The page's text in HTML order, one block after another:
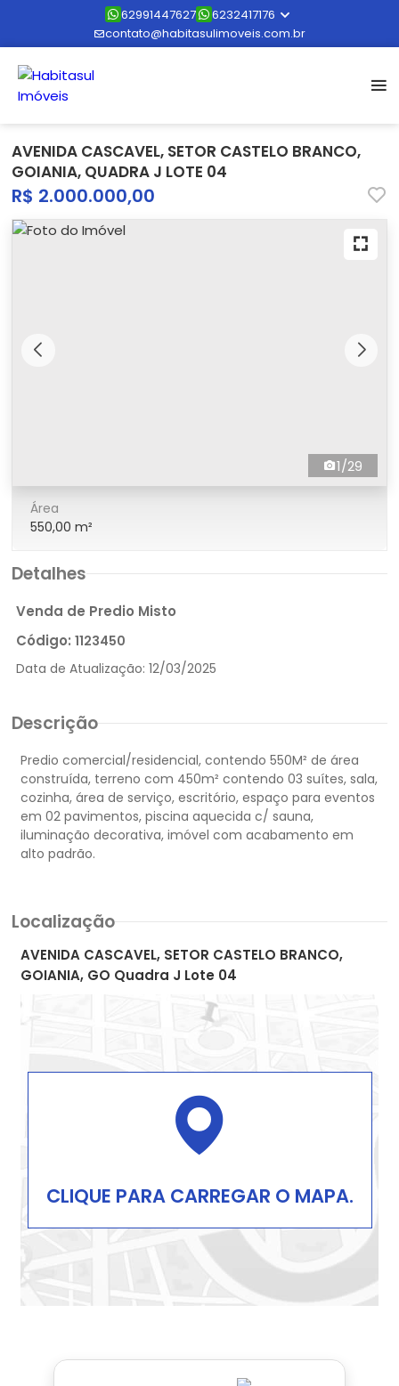
62991447627
6232417176
contato@habitasulimoveis.com.br
AVENIDA CASCAVEL, SETOR CASTELO BRANCO,
GOIANIA, QUADRA J LOTE 04
R$ 2.000.000,00
1/29
Área
550,00 m²
Detalhes
Venda de Predio Misto
Código: 1123450
Data de Atualização: 12/03/2025
Descrição
Predio comercial/residencial, contendo 550M² de área
construída, terreno com 450m² contendo 03 suítes, sala,
cozinha, área de serviço, escritório, espaço para eventos
em 02 pavimentos, piscina aquecida c/ sauna,
iluminação decorativa, imóvel com acabamento em
Localização
AVENIDA CASCAVEL, SETOR CASTELO BRANCO,
GOIANIA, GO Quadra J Lote 04
CLIQUE PARA CARREGAR O MAPA.